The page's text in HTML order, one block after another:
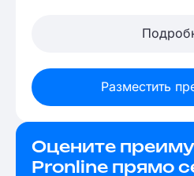
Разместить
Оцените
Pronline прямо